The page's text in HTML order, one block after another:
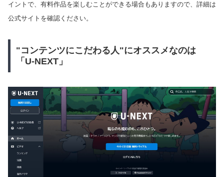
イントで、有料作品を楽しむことができる場合もありますので、詳細は
公式サイトを確認ください。
"コンテンツにこだわる人"にオススメなのは
「U-NEXT」